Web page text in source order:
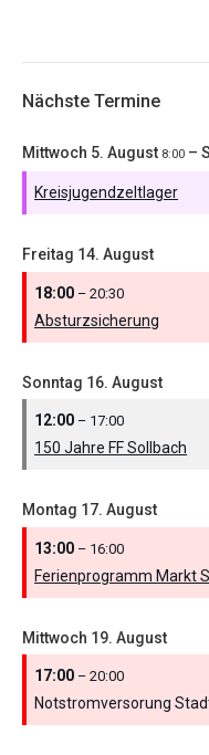
Nächste Termine
Mittwoch 5. August 8:00 –
Kreisjugendzeltlager
Freitag 14. August
18:00 – 20:30
Absturzsicherung
Sonntag 16. August
12:00 – 17:00
150 Jahre FF Sollbach
Montag 17. August
13:00 – 16:00
Ferienprogramm Markt
Mittwoch 19. August
17:00 – 20:00
Notstromversorung